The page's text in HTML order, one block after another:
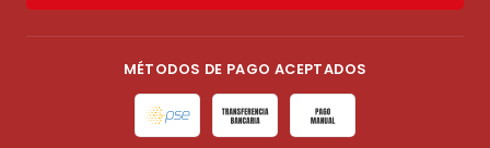
MÉTODOS DE PAGO ACEPTADOS